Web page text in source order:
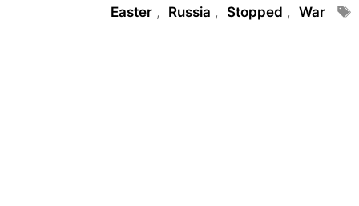
Tags
Easter , Russia , Stopped , War